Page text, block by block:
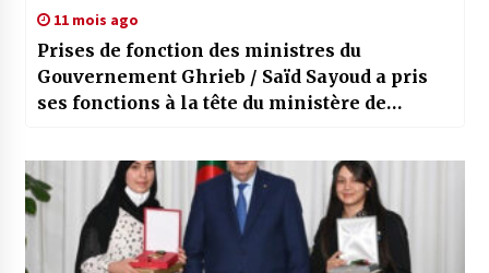
11 mois ago
Prises de fonction des ministres du
Gouvernement Ghrieb / Saïd Sayoud a pris
ses fonctions à la tête du ministère de
Transports